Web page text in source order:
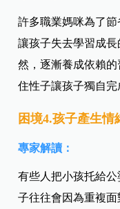
許多職業媽咪為了
讓孩子失去學習成
然，逐漸養成依賴
住性子讓孩子獨自完
困境4.孩子產生情
專家解讀：
有些人把小孩托給
子往往會因為重複